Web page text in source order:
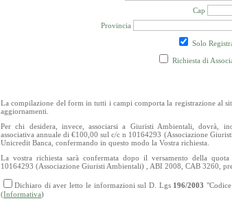
Cap
Provincia
Solo
Richiesta di
La compilazione del form in tutti i campi comporta la registrazione al
aggiornamenti.
Per chi desidera, invece, associarsi a Giuristi Ambientali, dovrà,
associativa annuale di €100,00 sul c/c n 10164293 (Associazione
Unicredit Banca, confermando in questo modo la Vostra richiesta.
La vostra richiesta sarà confermata dopo il versamento della
10164293 (Associazione Giuristi Ambientali) , ABI 2008, CAB 3260,
Dichiaro di aver letto le informazioni sul D. Lgs 196/2003
(Informativa)